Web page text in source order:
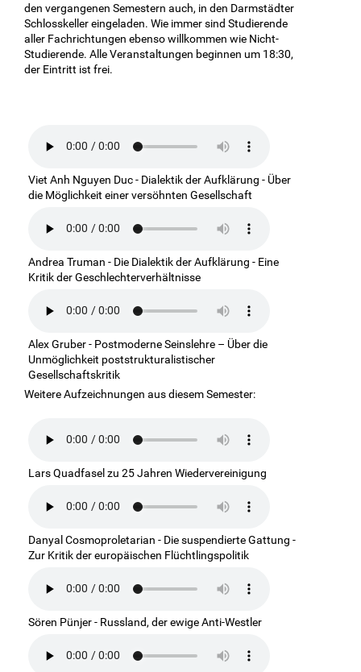
den vergangenen Semestern auch, in den Darmstädter
Schlosskeller eingeladen. Wie immer sind Studierende
aller Fachrichtungen ebenso willkommen wie Nicht-
Studierende. Alle Veranstaltungen beginnen um 18:30,
der Eintritt ist frei.
Viet Anh Nguyen Duc - Dialektik der Aufklärung - Über
die Möglichkeit einer versöhnten Gesellschaft
Andrea Truman - Die Dialektik der Aufklärung - Eine
Kritik der Geschlechterverhältnisse
Alex Gruber - Postmoderne Seinslehre – Über die
Unmöglichkeit poststrukturalistischer
Gesellschaftskritik
Weitere Aufzeichnungen aus diesem Semester:
Lars Quadfasel zu 25 Jahren Wiedervereinigung
Danyal Cosmoproletarian - Die suspendierte Gattung -
Zur Kritik der europäischen Flüchtlingspolitik
Sören Pünjer - Russland, der ewige Anti-Westler